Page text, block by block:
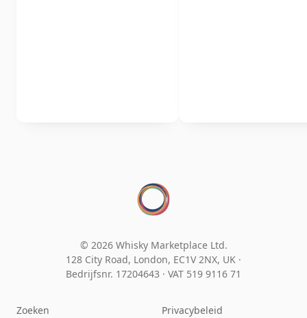
© 2026 Whisky Marketplace Ltd.
128 City Road, London, EC1V 2NX, UK ·
Bedrijfsnr. 17204643 · VAT 519 9116 71
Zoeken
Privacybeleid